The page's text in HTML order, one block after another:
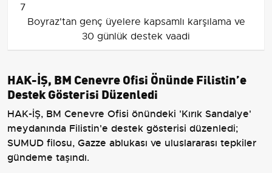
7
Boyraz'tan genç üyelere kapsamlı karşılama ve
30 günlük destek vaadi
HAK-İŞ, BM Cenevre Ofisi Önünde Filistin’e
Destek Gösterisi Düzenledi
HAK-İŞ, BM Cenevre Ofisi önündeki 'Kırık Sandalye'
meydanında Filistin'e destek gösterisi düzenledi;
SUMUD filosu, Gazze ablukası ve uluslararası tepkiler
gündeme taşındı.